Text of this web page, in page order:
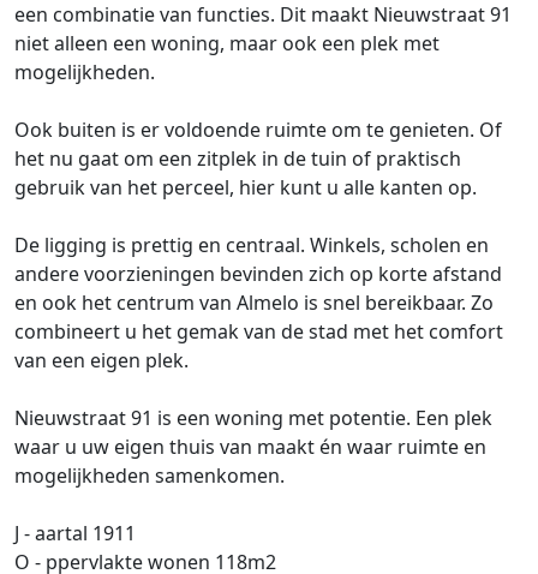
een combinatie van functies. Dit maakt Nieuwstraat 91
niet alleen een woning, maar ook een plek met
mogelijkheden.
Ook buiten is er voldoende ruimte om te genieten. Of
het nu gaat om een zitplek in de tuin of praktisch
gebruik van het perceel, hier kunt u alle kanten op.
De ligging is prettig en centraal. Winkels, scholen en
andere voorzieningen bevinden zich op korte afstand
en ook het centrum van Almelo is snel bereikbaar. Zo
combineert u het gemak van de stad met het comfort
van een eigen plek.
Nieuwstraat 91 is een woning met potentie. Een plek
waar u uw eigen thuis van maakt én waar ruimte en
mogelijkheden samenkomen.
J - aartal 1911
O - ppervlakte wonen 118m2